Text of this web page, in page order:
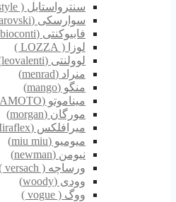
سنترواستایل ( Centrostyle )
سوارسکی (swarovski)
فابیوکنتی (fabioconti)
لوزا ( LOZZA )
لوولنتی (leovalenti)
منراد (menrad)
منگو (mango)
میناموتو (MINAMOTO )
مورگان (morgan)
میرافلکس (Miraflex)
میومیو (miu miu)
نیومن (newman)
ورساچه ( versach )
وودی (woody)
ووگ ( vogue )